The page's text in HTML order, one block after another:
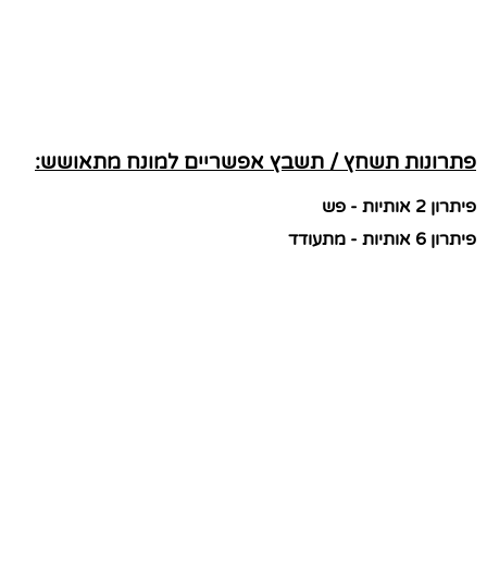
פתרונות תשחץ / תשבץ אפשריים למונח מתאושש:
פיתרון 2 אותיות - פש
פיתרון 6 אותיות - מתעודד